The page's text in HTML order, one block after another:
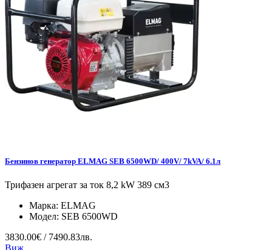
Бензинов генератор ELMAG SEB 6500WD/ 400V/ 7kVA/ 6.1л
Трифазен агрегат за ток 8,2 kW 389 см3
Марка: ELMAG
Модел: SEB 6500WD
3830.00€ / 7490.83лв.
Виж